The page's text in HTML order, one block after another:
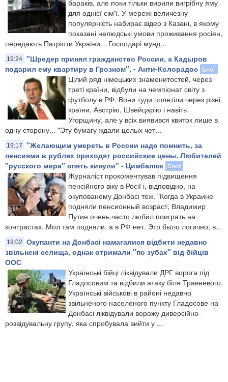
бараків, але поки тільки вирили вигрібну яму
для однієї сім'ї. У мережі величезну
популярність набирає відео з Казані, в якому
показані нелюдські умови проживання росіян,
передають Патріоти України. . Господарі мунд...
19:24 "Шредер принял гражданство России, а Кадыров
подарил ему квартиру в Грозном", - Анти-Колорадос Блог
Цілий ряд німецьких знаменитостей, через
треті країни, відбули на чемпіонат світу з
футболу в РФ. Вони туди полетіли через різні
країни, Австрію, Швейцарію і навіть
Угорщину, але у всіх виявився квиток лише в
одну сторону... "Эту бумагу ждали целых чет...
19:17
"Желающим умереть в России надо помнить, за
пенсиями в рублях приходят российские цены. Любителей
"русского мира" опять кинули" - Цимбалюк Блог
Журналіст прокоментував підвищення
пенсійного віку в Росії і, відповідно, на
окупованому Донбасі теж. "Когда в Украине
подняли пенсионный возраст, Владимир
Путин очень часто любил поиграть на
контрастах. Мол там подняли, а в РФ нет. Это было логично, в...
19:02
Окупанти на Донбасі намагалися відбити недавно
звільнені селища, однак отримали "по зубах" від бійців
ООС
Українські бійці ліквідували ДРГ ворога під
Гладосовим та відбили атаку біля Травневого.
Українські військові в районі недавно
звільненого населеного пункту Гладосове на
Донбасі ліквідували ворожу диверсійно-
розвідувальну групу, яка спробувала вийти у ...